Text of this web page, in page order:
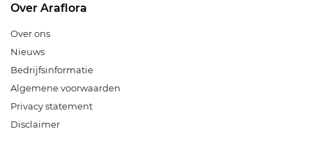
Over Araflora
Over ons
Nieuws
Bedrijfsinformatie
Algemene voorwaarden
Privacy statement
Disclaimer